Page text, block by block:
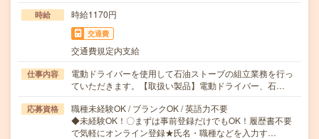
時給 時給1170円
交通費
交通費規定内支給
仕事内容
電動ドライバーを使用して石油ストーブの組立業務を行っ
ていただきます。【取扱い製品】電動ドライバー、石…
応募資格
職種未経験OK / ブランクOK / 英語力不要
◆未経験OK！〇まずは事前登録だけでもOK！履歴書不要
で気軽にオンライン登録★氏名・職種などを入力す…